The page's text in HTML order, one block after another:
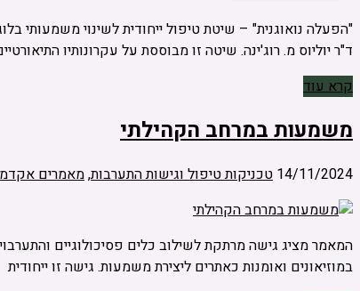
ד"ר יוליוס מ. רוג'ינה. שיטה זו מבוססת על עקרונותיו
קרא עוד
משמעות במרחב הקהילתי
14/11/2024 טכניקות טיפול וגישות התערבות,מאמרים
המאמר מציג גישה מרתקת לשילוב כלים פסיכולוגיים
במוזיאונים ואומנות כאתרים ליצירת משמעות. גישה זו ייחודית